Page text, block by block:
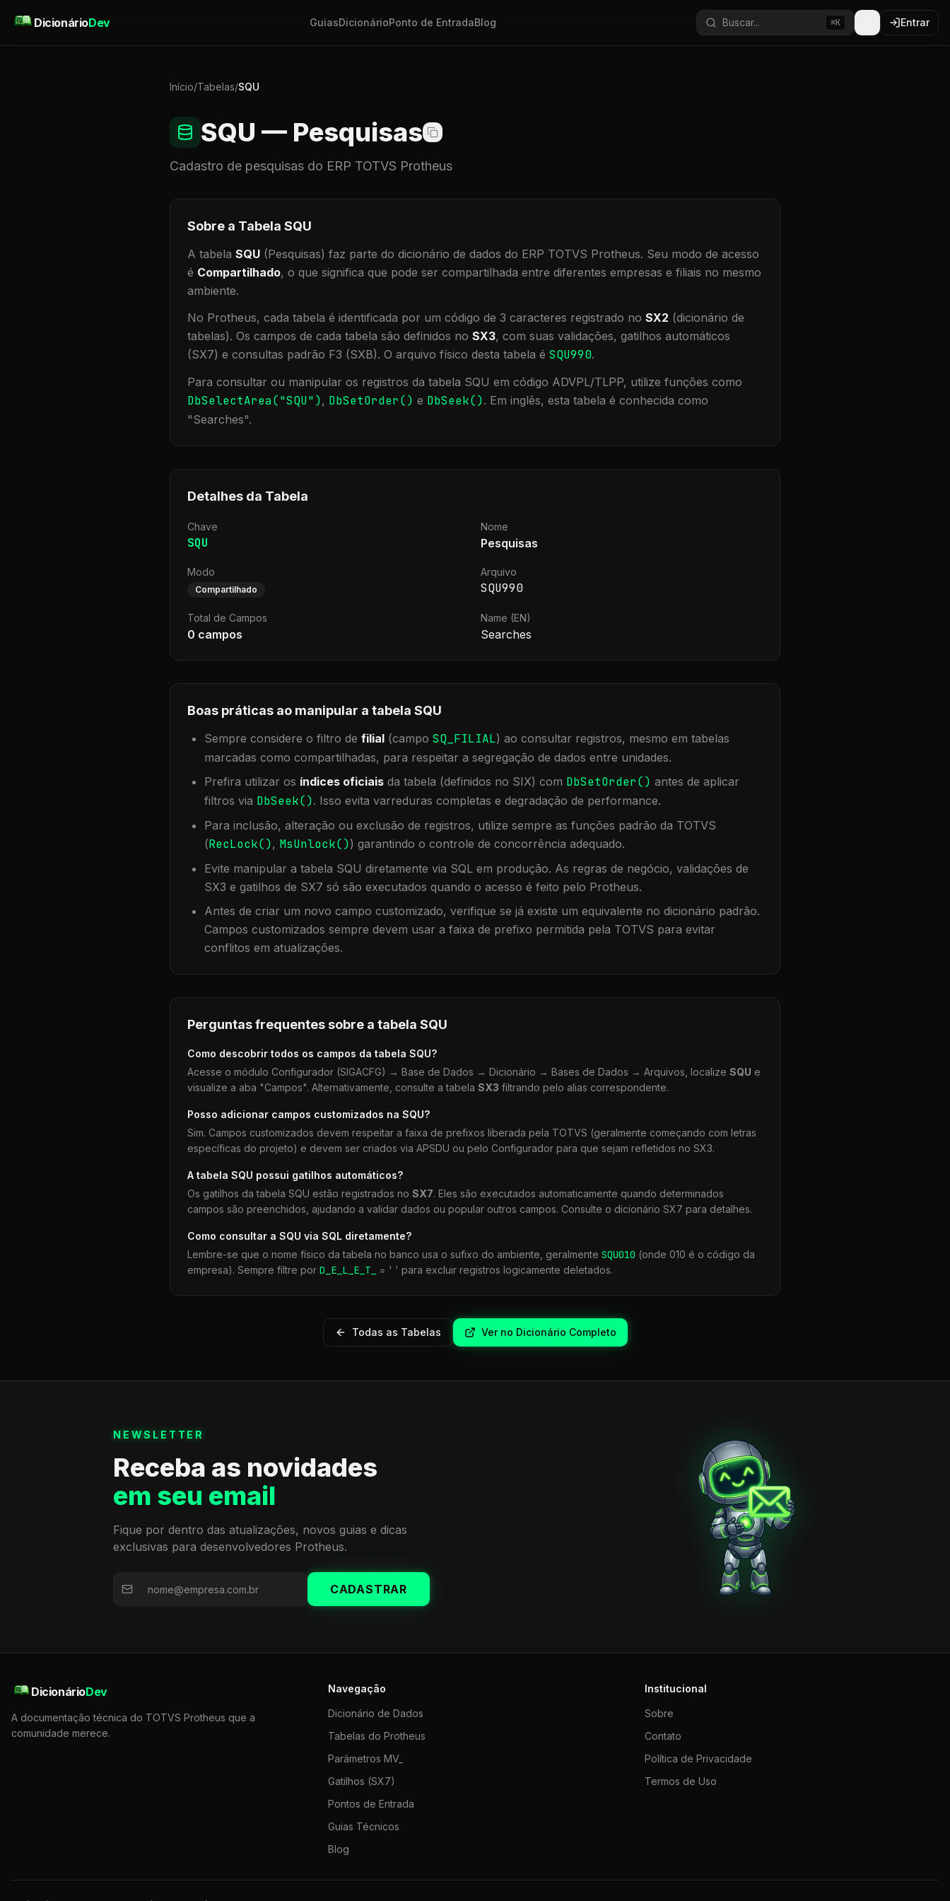
DicionárioDev GuiasDicionárioPonto de EntradaBlog Buscar... ⌘K Entrar
Início/Tabelas/SQU
SQU — Pesquisas
Cadastro de pesquisas do ERP TOTVS Protheus
Sobre a Tabela SQU
A tabela SQU (Pesquisas) faz parte do dicionário de dados do ERP TOTVS Protheus. Seu modo de acesso
é Compartilhado, o que significa que pode ser compartilhada entre diferentes empresas e filiais no mesmo
ambiente.
No Protheus, cada tabela é identificada por um código de 3 caracteres registrado no SX2 (dicionário de
tabelas). Os campos de cada tabela são definidos no SX3, com suas validações, gatilhos automáticos
(SX7) e consultas padrão F3 (SXB). O arquivo físico desta tabela é SQU990.
Para consultar ou manipular os registros da tabela SQU em código ADVPL/TLPP, utilize funções como
DbSelectArea("SQU"), DbSetOrder() e DbSeek(). Em inglês, esta tabela é conhecida como
"Searches".
Detalhes da Tabela
Chave
SQU
Nome
Pesquisas
Modo
Compartilhado
Arquivo
SQU990
Total de Campos
0 campos
Name (EN)
Searches
Boas práticas ao manipular a tabela SQU
Sempre considere o filtro de filial (campo SQ_FILIAL) ao consultar registros, mesmo em tabelas
marcadas como compartilhadas, para respeitar a segregação de dados entre unidades.
Prefira utilizar os índices oficiais da tabela (definidos no SIX) com DbSetOrder() antes de aplicar
filtros via DbSeek(). Isso evita varreduras completas e degradação de performance.
Para inclusão, alteração ou exclusão de registros, utilize sempre as funções padrão da TOTVS
(RecLock(), MsUnlock()) garantindo o controle de concorrência adequado.
Evite manipular a tabela SQU diretamente via SQL em produção. As regras de negócio, validações de
SX3 e gatilhos de SX7 só são executados quando o acesso é feito pelo Protheus.
Antes de criar um novo campo customizado, verifique se já existe um equivalente no dicionário padrão.
Campos customizados sempre devem usar a faixa de prefixo permitida pela TOTVS para evitar
conflitos em atualizações.
Perguntas frequentes sobre a tabela SQU
Como descobrir todos os campos da tabela SQU?
Acesse o módulo Configurador (SIGACFG) → Base de Dados → Dicionário → Bases de Dados → Arquivos, localize SQU e
visualize a aba "Campos". Alternativamente, consulte a tabela SX3 filtrando pelo alias correspondente.
Posso adicionar campos customizados na SQU?
Sim. Campos customizados devem respeitar a faixa de prefixos liberada pela TOTVS (geralmente começando com letras
específicas do projeto) e devem ser criados via APSDU ou pelo Configurador para que sejam refletidos no SX3.
A tabela SQU possui gatilhos automáticos?
Os gatilhos da tabela SQU estão registrados no SX7. Eles são executados automaticamente quando determinados
campos são preenchidos, ajudando a validar dados ou popular outros campos. Consulte o dicionário SX7 para detalhes.
Como consultar a SQU via SQL diretamente?
Lembre-se que o nome físico da tabela no banco usa o sufixo do ambiente, geralmente SQU010 (onde 010 é o código da
empresa). Sempre filtre por D_E_L_E_T_ = ' ' para excluir registros logicamente deletados.
Todas as Tabelas Ver no Dicionário Completo
NEWSLETTER
Receba as novidades
em seu email
Fique por dentro das atualizações, novos guias e dicas
exclusivas para desenvolvedores Protheus.
CADASTRAR
DicionárioDev
A documentação técnica do TOTVS Protheus que a
comunidade merece.
Navegação
Dicionário de Dados
Tabelas do Protheus
Parâmetros MV_
Gatilhos (SX7)
Pontos de Entrada
Guias Técnicos
Blog
Institucional
Sobre
Contato
Política de Privacidade
Termos de Uso